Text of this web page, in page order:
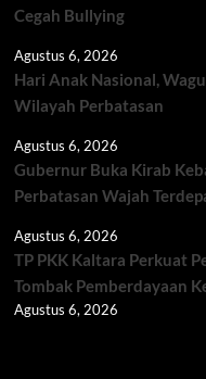
Cegah Bullying
Agustus 6, 2026
Hari Anak Nasional,
Wilayah Perbatasan
Agustus 6, 2026
Gubernur Buka Kirab
Perbatasan Wajah
Agustus 6, 2026
TP PKK Kaltara Perkuat
Tombak Pemberdayaan
Agustus 6, 2026